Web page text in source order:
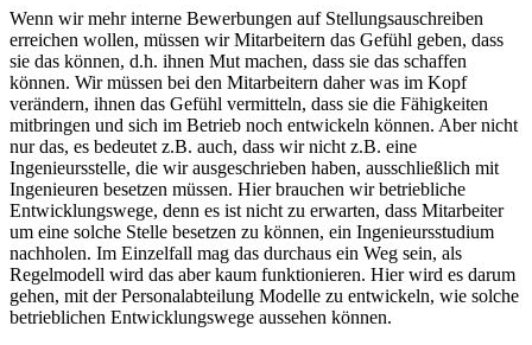
Wenn wir mehr interne Bewerbungen auf Stellungsauschreiben
erreichen wollen, müssen wir Mitarbeitern das Gefühl geben, dass
sie das können, d.h. ihnen Mut machen, dass sie das schaffen
können. Wir müssen bei den Mitarbeitern daher was im Kopf
verändern, ihnen das Gefühl vermitteln, dass sie die Fähigkeiten
mitbringen und sich im Betrieb noch entwickeln können. Aber nicht
nur das, es bedeutet z.B. auch, dass wir nicht z.B. eine
Ingenieursstelle, die wir ausgeschrieben haben, ausschließlich mit
Ingenieuren besetzen müssen. Hier brauchen wir betriebliche
Entwicklungswege, denn es ist nicht zu erwarten, dass Mitarbeiter
um eine solche Stelle besetzen zu können, ein Ingenieursstudium
nachholen. Im Einzelfall mag das durchaus ein Weg sein, als
Regelmodell wird das aber kaum funktionieren. Hier wird es darum
gehen, mit der Personalabteilung Modelle zu entwickeln, wie solche
betrieblichen Entwicklungswege aussehen können.